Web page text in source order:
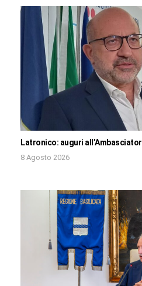
Latronico: auguri
8 Agosto 2026